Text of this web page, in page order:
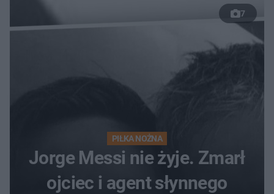
7
PIŁKA NOŻNA
Jorge Messi nie żyje. Zmarł
ojciec i agent słynnego